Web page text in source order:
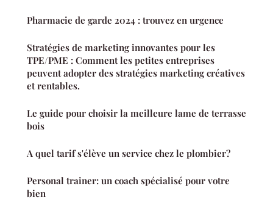
Pharmacie de garde 2024 : trouvez en urgence
Stratégies de marketing innovantes pour les
TPE/PME : Comment les petites entreprises
peuvent adopter des stratégies marketing créatives
et rentables.
Le guide pour choisir la meilleure lame de terrasse
bois
A quel tarif s'élève un service chez le plombier?
Personal trainer: un coach spécialisé pour votre
bien